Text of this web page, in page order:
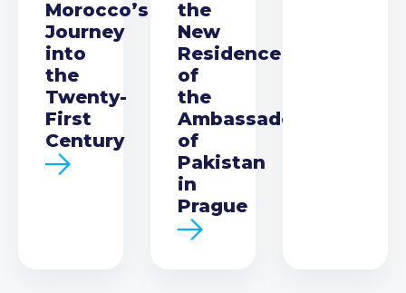
Morocco’s
Journey
into
the
Twenty-
First
Century
the
New
Residence
of
the
Ambassador
of
Pakistan
in
Prague